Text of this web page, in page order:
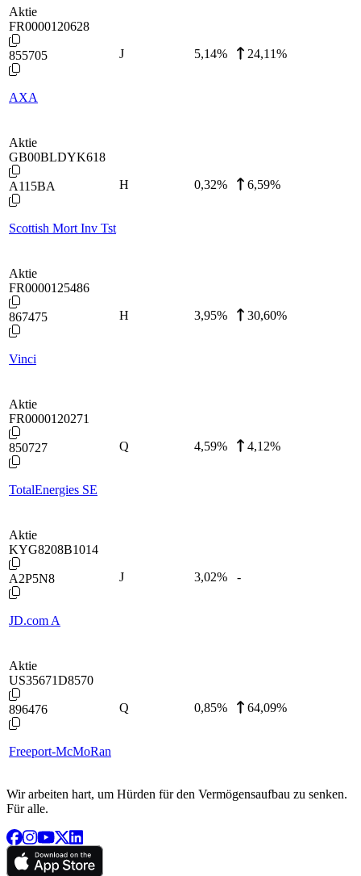
Aktie
FR0000120628
855705
AXA
J 5,14% 24,11%
Aktie
GB00BLDYK618
A115BA
Scottish Mort Inv Tst
H 0,32% 6,59%
Aktie
FR0000125486
867475
Vinci
H 3,95% 30,60%
Aktie
FR0000120271
850727
TotalEnergies SE
Q 4,59% 4,12%
Aktie
KYG8208B1014
A2P5N8
JD.com A
J 3,02% -
Aktie
US35671D8570
896476
Freeport-McMoRan
Q 0,85% 64,09%
Wir arbeiten hart, um Hürden für den Vermögensaufbau zu senken.
Für alle.